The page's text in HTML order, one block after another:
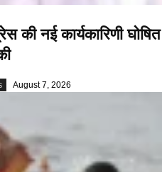
की नई कार्यकारिणी घोषित
August 7, 2026